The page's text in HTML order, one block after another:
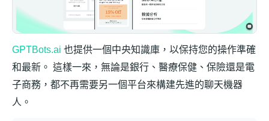
GPTBots.ai 也提供一個中央知識庫，以保持您的操作準確
和最新。 這樣一來，無論是銀行、醫療保健、保險還是電
子商務，都不再需要另一個平台來構建先進的聊天機器
人。